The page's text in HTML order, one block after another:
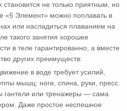
становится не только приятным, но
«5 Элемент» можно поплавать в
или насладиться плаванием на
такого занятия хорошее
в теле гарантированно, а вместе
других преимуществ:
в воде требует усилий,
мышц: ноги, спина, руки, пресс.
гантели или тренажеры — сама
Даже простое неспешное